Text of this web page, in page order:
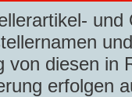
von diesen in
erfolgen